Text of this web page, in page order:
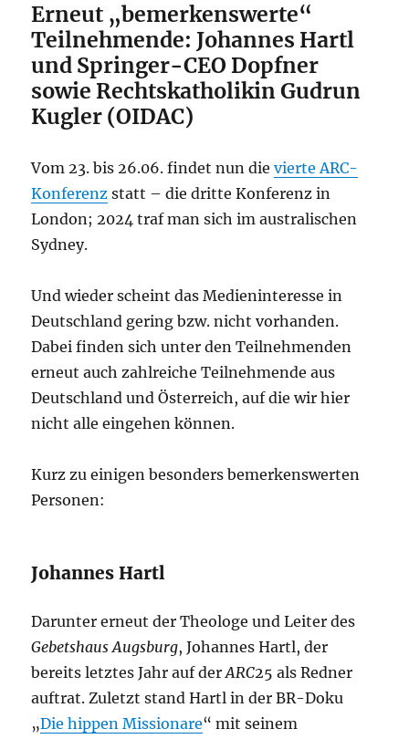
Erneut „bemerkenswerte“
Teilnehmende: Johannes Hartl
und Springer-CEO Dopfner
sowie Rechtskatholikin Gudrun
Kugler (OIDAC)
Vom 23. bis 26.06. findet nun dievierte ARC-
Konferenz statt – die dritte Konferenz in
London; 2024 traf man sich im australischen
Sydney.
Und wieder scheint das Medieninteresse in
Deutschland gering bzw. nicht vorhanden.
Dabei finden sich unter den Teilnehmenden
erneut auch zahlreiche Teilnehmende aus
Deutschland und Österreich, auf die wir hier
nicht alle eingehen können.
Kurz zu einigen besonders bemerkenswerten
Personen:
Johannes Hartl
Darunter erneut der Theologe und Leiter des
Gebetshaus Augsburg, Johannes Hartl, der
bereits letztes Jahr auf derARC25 als Redner
auftrat. Zuletzt stand Hartl in der BR-Doku
„Die hippen Missionare“ mit seinem